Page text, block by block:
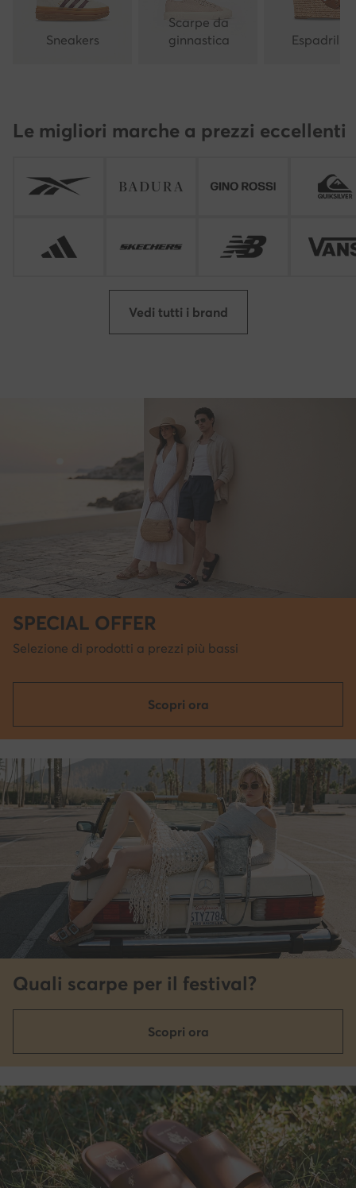
Sneakers
Scarpe da
ginnastica
Espadrillas
Le migliori marche a prezzi eccellenti
Vedi tutti i brand
SPECIAL OFFER
Selezione di prodotti a prezzi più bassi
Scopri ora
Quali scarpe per il festival?
Scopri ora